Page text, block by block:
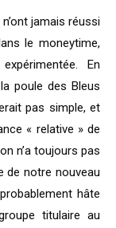
jamais réussi
le moneytime,
En
poule des Bleus
pas simple, et
« relative » de
n’a toujours pas
de notre nouveau
hâte
titulaire au